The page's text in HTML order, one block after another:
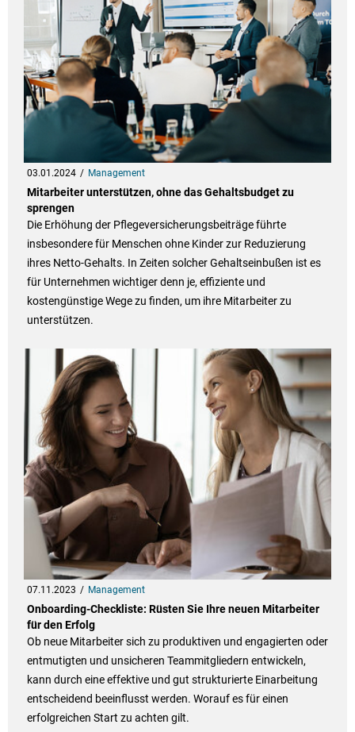
03.01.2024 Management
Mitarbeiter unterstützen, ohne das Gehaltsbudget zu
sprengen
Die Erhöhung der Pflegeversicherungsbeiträge führte
insbesondere für Menschen ohne Kinder zur Reduzierung
ihres Netto-Gehalts. In Zeiten solcher Gehaltseinbußen ist es
für Unternehmen wichtiger denn je, effiziente und
kostengünstige Wege zu finden, um ihre Mitarbeiter zu
unterstützen.
07.11.2023 Management
Onboarding-Checkliste: Rüsten Sie Ihre neuen Mitarbeiter
für den Erfolg
Ob neue Mitarbeiter sich zu produktiven und engagierten oder
entmutigten und unsicheren Teammitgliedern entwickeln,
kann durch eine effektive und gut strukturierte Einarbeitung
entscheidend beeinflusst werden. Worauf es für einen
erfolgreichen Start zu achten gilt.